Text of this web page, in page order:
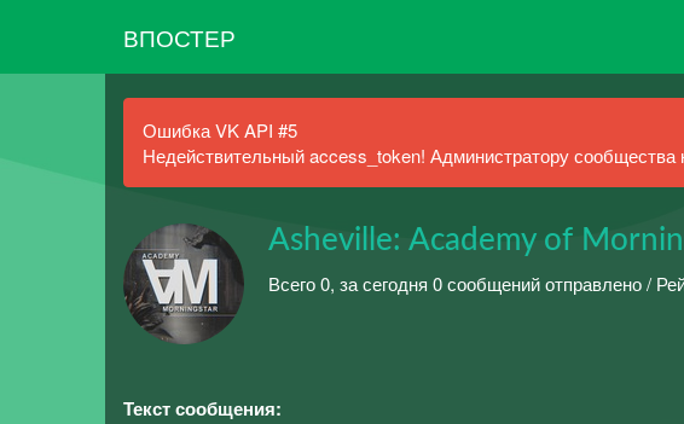
ВПОСТЕР
Ошибка VK API #5
Недействительный access_token! Администратору сообщества
Asheville: Academy of
Всего 0, за сегодня 0 сообщений отправлено /
Текст сообщения: